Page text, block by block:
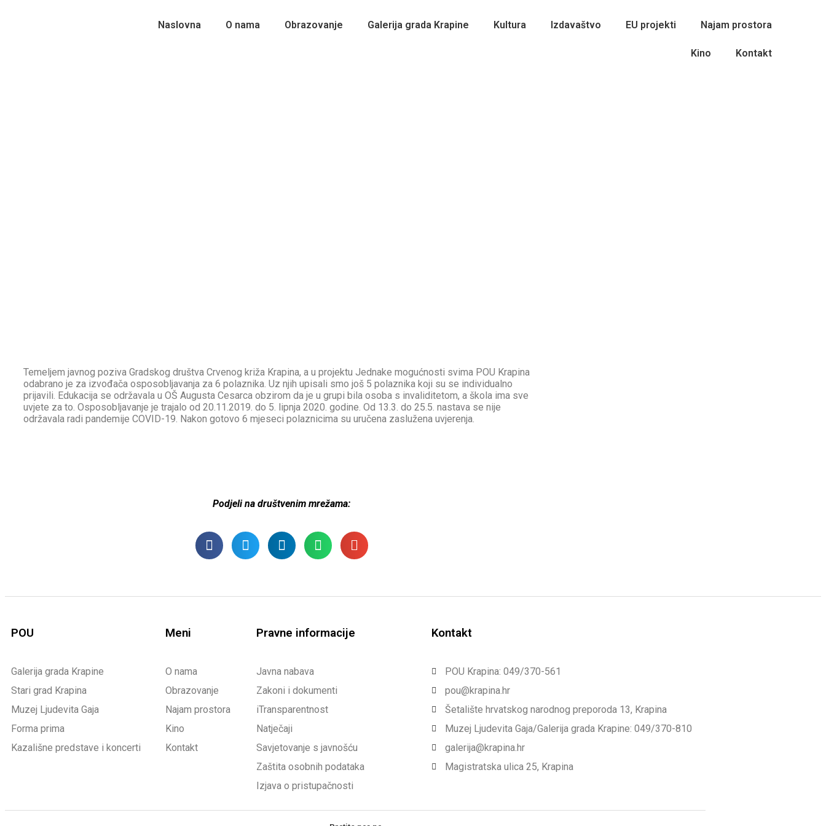
Naslovna O nama Obrazovanje Galerija grada Krapine Kultura Izdavaštvo EU projekti Najam prostora
Kino Kontakt
Temeljem javnog poziva Gradskog društva Crvenog križa Krapina, a u projektu Jednake mogućnosti svima POU Krapina
odabrano je za izvođača osposobljavanja za 6 polaznika. Uz njih upisali smo još 5 polaznika koji su se individualno
prijavili. Edukacija se održavala u OŠ Augusta Cesarca obzirom da je u grupi bila osoba s invaliditetom, a škola ima sve
uvjete za to. Osposobljavanje je trajalo od 20.11.2019. do 5. lipnja 2020. godine. Od 13.3. do 25.5. nastava se nije
održavala radi pandemije COVID-19. Nakon gotovo 6 mjeseci polaznicima su uručena zaslužena uvjerenja.
Podjeli na društvenim mrežama:
POU
Galerija grada Krapine
Stari grad Krapina
Muzej Ljudevita Gaja
Forma prima
Kazališne predstave i koncerti
Meni
O nama
Obrazovanje
Najam prostora
Kino
Kontakt
Pravne informacije
Javna nabava
Zakoni i dokumenti
iTransparentnost
Natječaji
Savjetovanje s javnošću
Zaštita osobnih podataka
Izjava o pristupačnosti
Kontakt
POU Krapina: 049/370-561
pou@krapina.hr
Šetalište hrvatskog narodnog preporoda 13, Krapina
Muzej Ljudevita Gaja/Galerija grada Krapine: 049/370-810
galerija@krapina.hr
Magistratska ulica 25, Krapina